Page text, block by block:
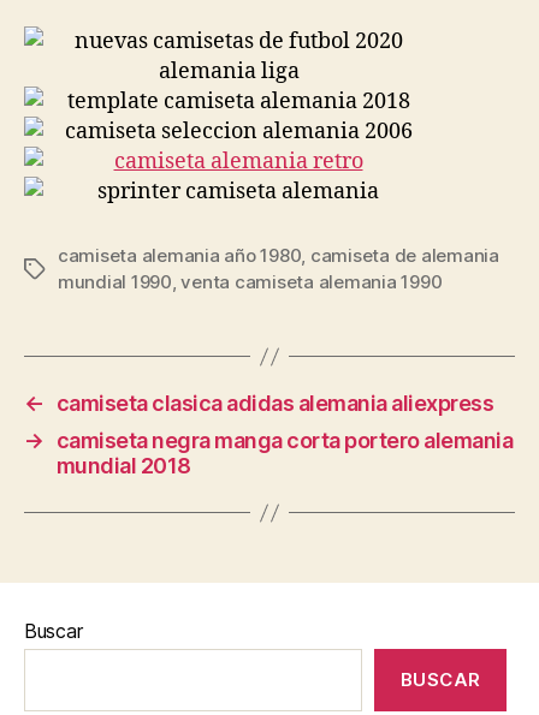
Etiquetas
camiseta alemania año 1980, camiseta de alemania
mundial 1990,venta camiseta alemania 1990
←
camiseta clasica adidas alemania aliexpress
→
camiseta negra manga corta portero alemania
mundial 2018
Buscar
BUSCAR